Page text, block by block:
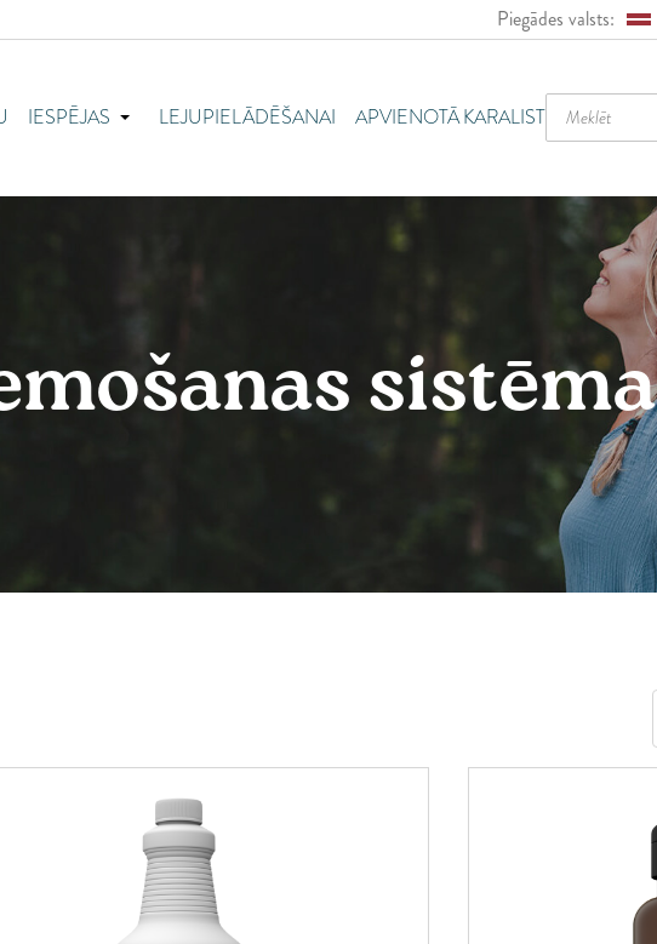
Piegādes valsts:
Beļģija
Bulgārija
Somija
Francija
Grieķija
Ungārija
Īrija
IESPĒJAS LEJUPIELĀDĒŠANAI APVIENOTĀ KARALISTE
sistēma